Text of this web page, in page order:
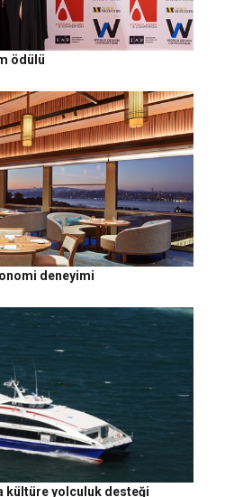
ödülü
deneyimi
kültüre yolculuk desteği